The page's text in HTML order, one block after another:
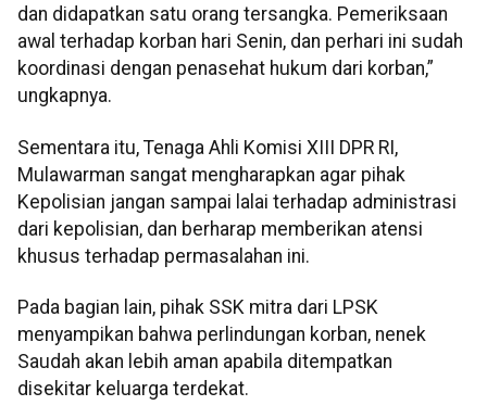
dan didapatkan satu orang tersangka. Pemeriksaan
awal terhadap korban hari Senin, dan perhari ini sudah
koordinasi dengan penasehat hukum dari korban,”
ungkapnya.
Sementara itu, Tenaga Ahli Komisi XIII DPR RI,
Mulawarman sangat mengharapkan agar pihak
Kepolisian jangan sampai lalai terhadap administrasi
dari kepolisian, dan berharap memberikan atensi
khusus terhadap permasalahan ini.
Pada bagian lain, pihak SSK mitra dari LPSK
menyampikan bahwa perlindungan korban, nenek
Saudah akan lebih aman apabila ditempatkan
disekitar keluarga terdekat.